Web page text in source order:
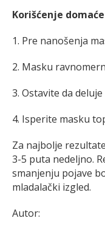
Korišćenje
1. Pre nanošenja
2. Masku
3. Ostavite da
4. Isperite masku
Za najbolje
3-5 puta nedeljno.
smanjenju pojave
mladalački izgled.
Autor: